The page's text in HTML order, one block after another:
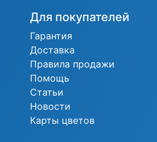
Для покупателей
Гарантия
Доставка
Правила продажи
Помощь
Статьи
Новости
Карты цветов